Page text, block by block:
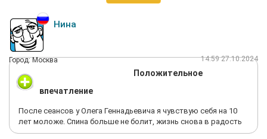
Нина
Город: Москва 14:59 27.10.2024
Положительное
впечатление
После сеансов у Олега Геннадьевича я чувствую себя на 10
лет моложе. Спина больше не болит, жизнь снова в радость